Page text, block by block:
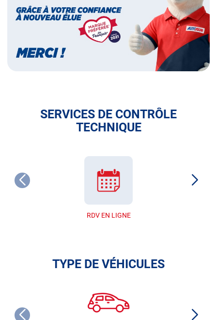
français
SERVICES DE CONTRÔLE
TECHNIQUE
RDV EN LIGNE
TYPE DE VÉHICULES